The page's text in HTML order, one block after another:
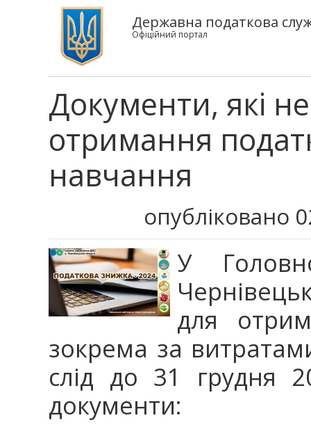
Державна податкова
Офіційний портал
Документи, які
отримання
навчання
опубліковано
У
для
зокрема за
слід до 31 грудня
документи: